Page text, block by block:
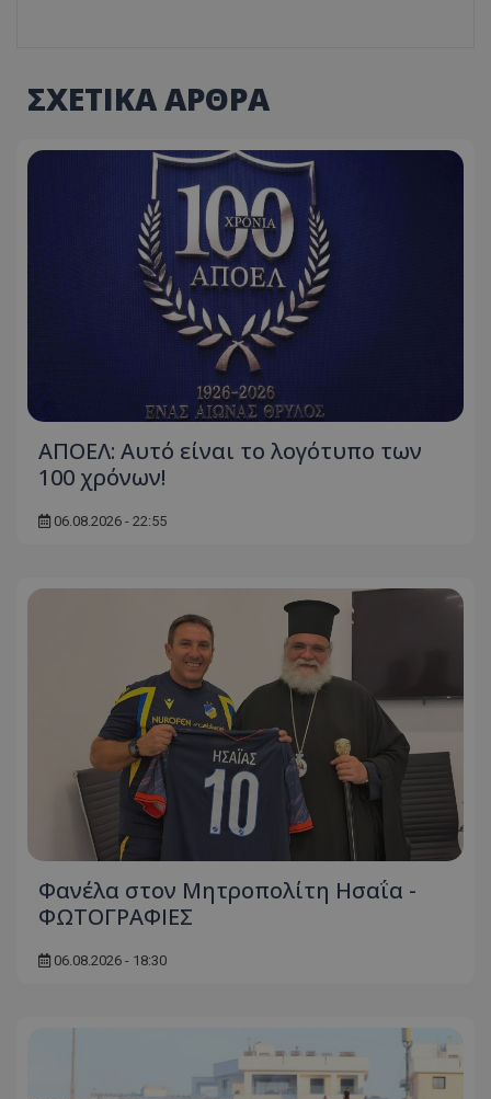
ΣΧΕΤΙΚΑ ΑΡΘΡΑ
ΑΠΟΕΛ: Αυτό είναι το λογότυπο των
100 χρόνων!
06.08.2026 - 22:55
Φανέλα στον Μητροπολίτη Ησαΐα -
ΦΩΤΟΓΡΑΦΙΕΣ
06.08.2026 - 18:30